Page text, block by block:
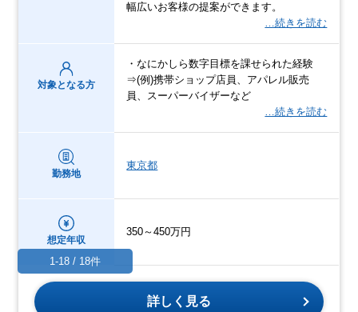
幅広いお客様の提案ができます。
…続きを読む
対象となる方
・なにかしら数字目標を課せられた経験
⇒(例)携帯ショップ店員、アパレル販売
員、スーパーバイザーなど
…続きを読む
勤務地
東京都
想定年収
350～450万円
詳しく見る
1-18 / 18件